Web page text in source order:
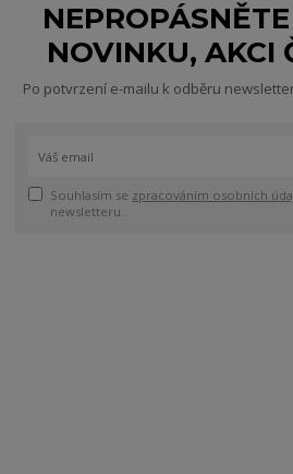
NOVINKU, AKCI
Po potvrzení e-mailu k odběru
Souhlasím se zpracováním osobních
newsletteru.